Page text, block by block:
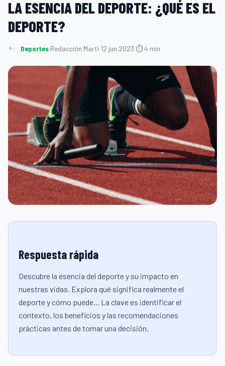
LA ESENCIA DEL DEPORTE: ¿QUÉ ES EL
DEPORTE?
Deportes·Redacción Martí·12 jun 2023·⏱ 4 min
Respuesta rápida
Descubre la esencia del deporte y su impacto en
nuestras vidas. Explora qué significa realmente el
deporte y cómo puede... La clave es identificar el
contexto, los beneficios y las recomendaciones
prácticas antes de tomar una decisión.